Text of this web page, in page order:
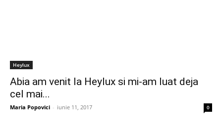
Heylux
Abia am venit la Heylux si mi-am luat deja
cel mai...
Maria Popovici - iunie 11, 2017 0